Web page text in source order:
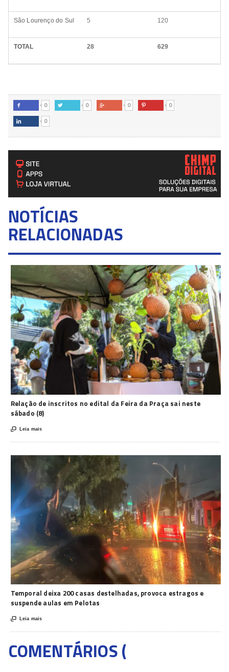
São Lourenço do Sul 5 120
TOTAL 28 629
 0  0  0  0
 0
NOTÍCIAS
RELACIONADAS
Relação de inscritos no edital da Feira da Praça sai neste
sábado (8)
 Leia mais
Temporal deixa 200 casas destelhadas, provoca estragos e
suspende aulas em Pelotas
 Leia mais
COMENTÁRIOS (